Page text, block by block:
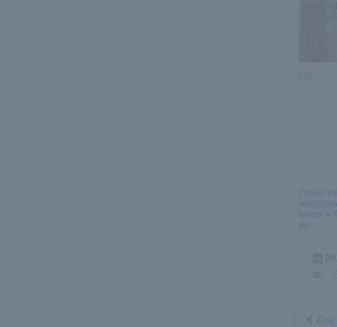
Lija
Orbán
kötött a
Zoe